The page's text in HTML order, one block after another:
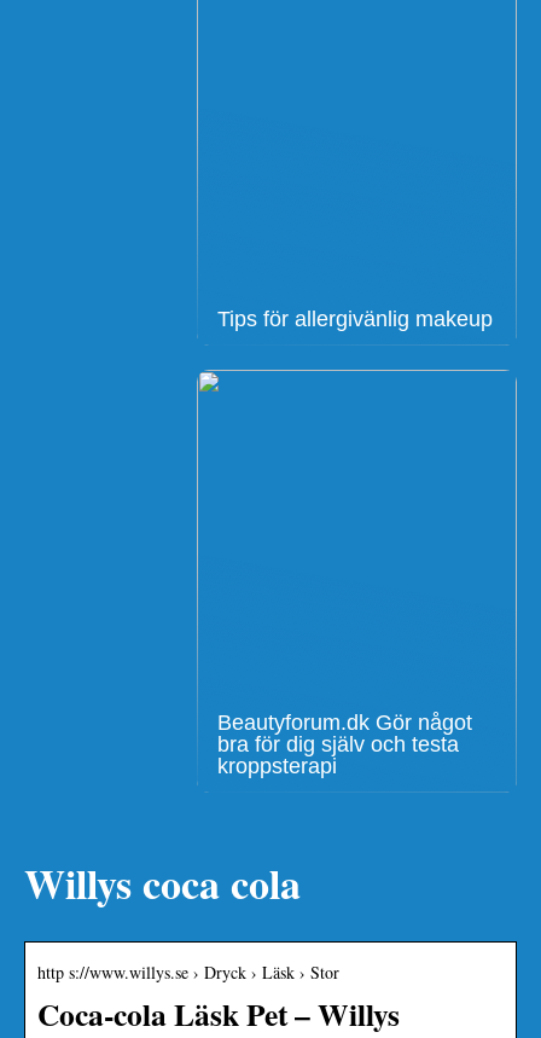
Tips för allergivänlig makeup
Beautyforum.dk Gör något
bra för dig själv och testa
kroppsterapi
Willys coca cola
http s://www.willys.se › Dryck › Läsk › Stor
Coca-cola Läsk Pet – Willys